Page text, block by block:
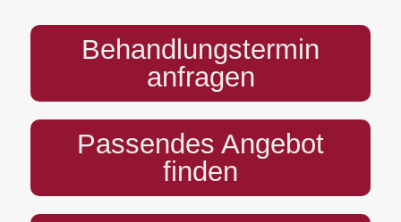
Behandlungstermin
anfragen
Passendes Angebot
finden